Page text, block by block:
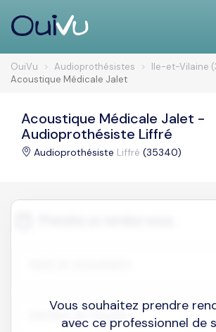
OuiVu Audioprothésistes Ile-et-Vilaine
Acoustique Médicale Jalet
Acoustique Médicale Jalet -
Audioprothésiste Liffré
Audioprothésiste Liffré (35340)
Vous souhaitez prendre
avec ce professionnel de